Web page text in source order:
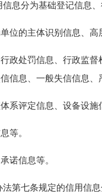
分为基础登记信息、
的主体识别信息、高
处罚信息、行政监督
信息、一般失信信息、
评定信息、设备设施
等。
诺信息等。
七条规定的信用信息